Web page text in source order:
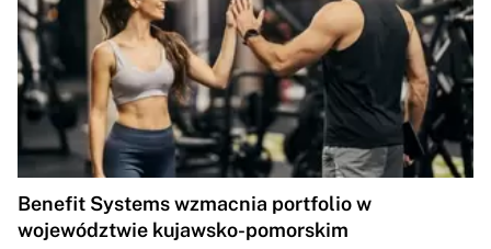
Benefit Systems wzmacnia portfolio w
województwie kujawsko-pomorskim